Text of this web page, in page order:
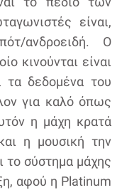
είναι,
ανδροειδή. Ο
κινούνται είναι
τα δεδομένα του
για καλό όπως
η μάχη κρατά
η μουσική την
το σύστημα μάχης
αφού η Platinum